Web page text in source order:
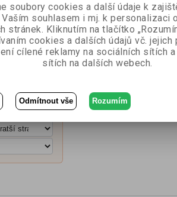
soubory cookies a další údaje k
souhlasem i mj. k personalizaci
stránek. Kliknutím na tlačítko
cookies a dalších údajů vč. jejich
cílené reklamy na sociálních sítích a
sítích na dalších webech.
Odmítnout vše Rozumím